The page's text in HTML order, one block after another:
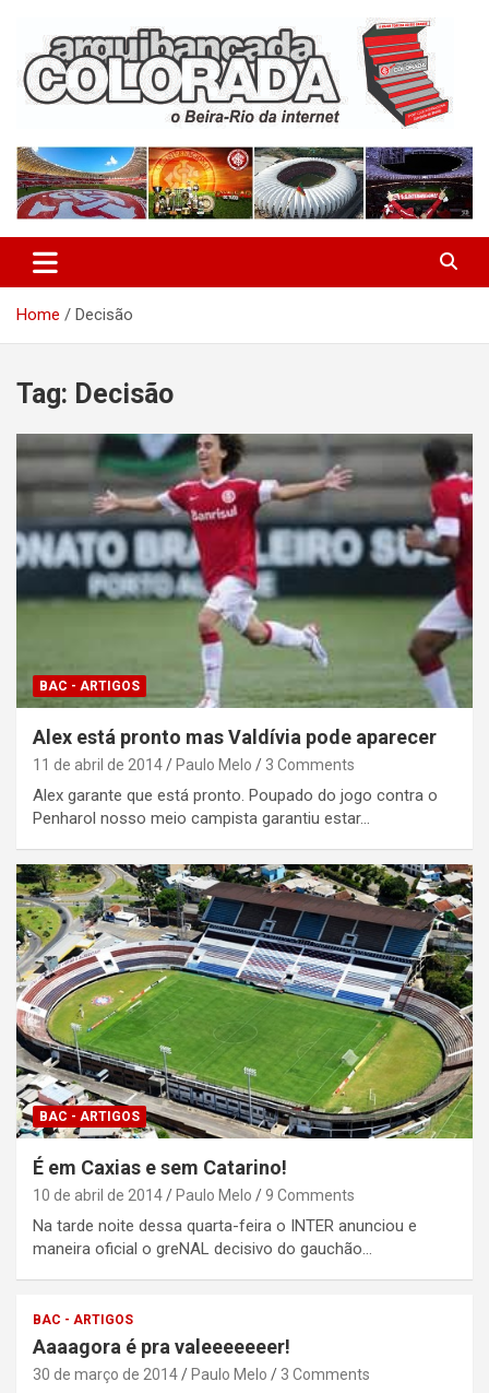
content
Arquibancada Colorada
Home Decisão
Tag: Decisão
BAC - ARTIGOS
Alex está pronto mas Valdívia pode aparecer
11 de abril de 2014 Paulo Melo 3 Comments
Alex garante que está pronto. Poupado do jogo contra o
Penharol nosso meio campista garantiu estar…
BAC - ARTIGOS
É em Caxias e sem Catarino!
10 de abril de 2014 Paulo Melo 9 Comments
Na tarde noite dessa quarta-feira o INTER anunciou e
maneira oficial o greNAL decisivo do gauchão…
BAC - ARTIGOS
Aaaagora é pra valeeeeeeer!
30 de março de 2014 Paulo Melo 3 Comments